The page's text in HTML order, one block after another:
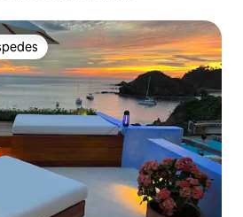
entre huéspedes